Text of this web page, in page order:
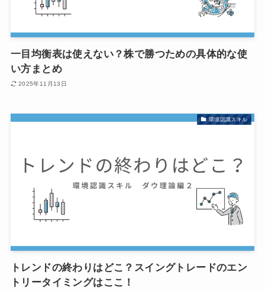
一目均衡表は使えない？株で勝つための具体的な使
い方まとめ
2025年11月13日
環境認識スキル
トレンドの終わりはどこ？スイングトレードのエン
トリータイミングはここ！